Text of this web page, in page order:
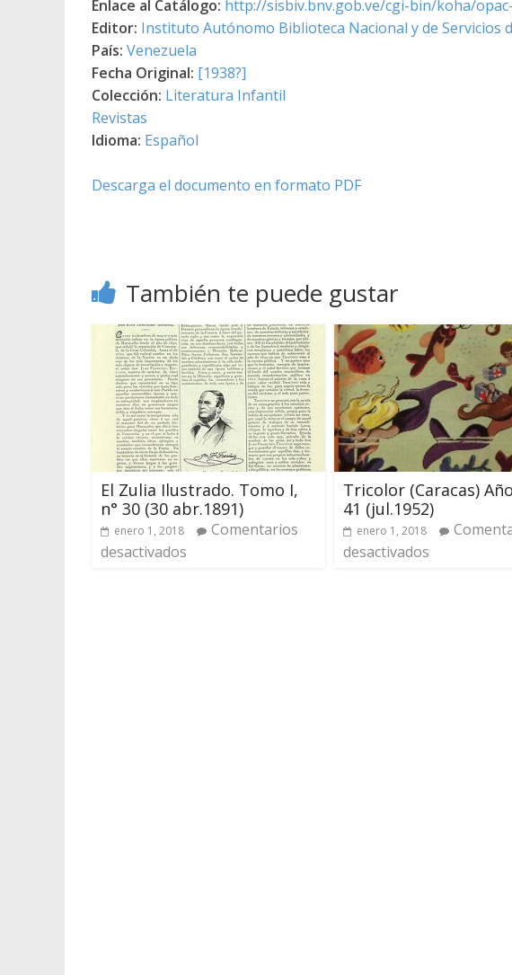
Enlace al Catálogo: http://sisbiv.bnv.gob.ve/cgi-bin/koha/
Editor: Instituto Autónomo Biblioteca Nacional y de Servicios
País: Venezuela
Fecha Original: [1938?]
Colección: Literatura Infantil
Revistas
Idioma: Español
Descarga el documento en formato PDF
También te puede gustar
El Zulia Ilustrado. Tomo I,
n° 30 (30 abr.1891)
enero 1, 2018
Comentarios
desactivados
Tricolor (Caracas)
41 (jul.1952)
enero 1, 2018
desactivados